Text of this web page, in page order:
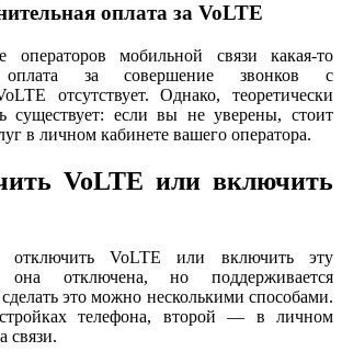
оплата за VoLTE
мобильной связи какая-то
оплата за совершение звонков с
отсутствует. Однако, теоретически
существует: если вы не уверены, стоит
в личном кабинете вашего оператора.
VoLTE или включить
VoLTE или включить эту
отключена, но поддерживается
это можно несколькими способами.
телефона, второй — в личном
связи.